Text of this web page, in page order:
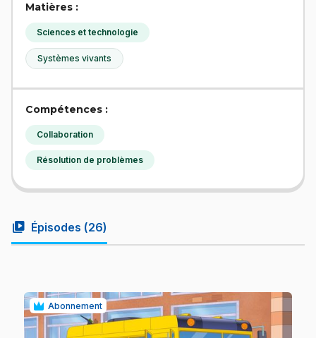
Matières :
Sciences et technologie
Systèmes vivants
Compétences :
Collaboration
Résolution de problèmes
video_library Épisodes (26)
Abonnement